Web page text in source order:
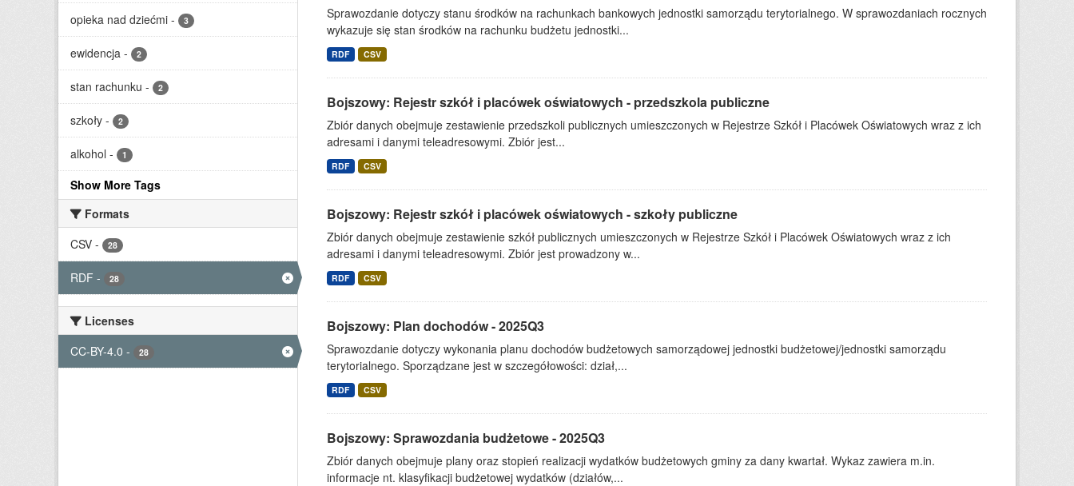
opieka nad dziećmi - 3
ewidencja - 2
stan rachunku - 2
szkoły - 2
alkohol - 1
Show More Tags
Formats
CSV - 28
RDF - 28
Licenses
CC-BY-4.0 - 28
Sprawozdanie dotyczy stanu środków na rachunkach bankowych jednostki samorządu terytorialnego. W sprawozdaniach rocznych
wykazuje się stan środków na rachunku budżetu jednostki...
RDF CSV
Bojszowy: Rejestr szkół i placówek oświatowych - przedszkola publiczne
Zbiór danych obejmuje zestawienie przedszkoli publicznych umieszczonych w Rejestrze Szkół i Placówek Oświatowych wraz z ich
adresami i danymi teleadresowymi. Zbiór jest...
RDF CSV
Bojszowy: Rejestr szkół i placówek oświatowych - szkoły publiczne
Zbiór danych obejmuje zestawienie szkół publicznych umieszczonych w Rejestrze Szkół i Placówek Oświatowych wraz z ich
adresami i danymi teleadresowymi. Zbiór jest prowadzony w...
RDF CSV
Bojszowy: Plan dochodów - 2025Q3
Sprawozdanie dotyczy wykonania planu dochodów budżetowych samorządowej jednostki budżetowej/jednostki samorządu
terytorialnego. Sporządzane jest w szczegółowości: dział,...
RDF CSV
Bojszowy: Sprawozdania budżetowe - 2025Q3
Zbiór danych obejmuje plany oraz stopień realizacji wydatków budżetowych gminy za dany kwartał. Wykaz zawiera m.in.
informacje nt. klasyfikacji budżetowej wydatków (działów,...